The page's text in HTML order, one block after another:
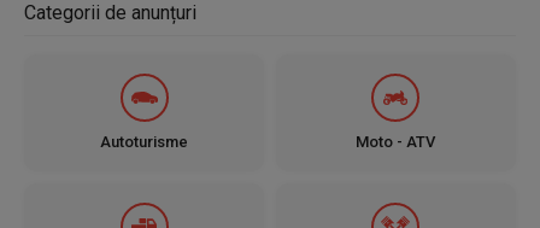
Categorii de anunțuri
Autoturisme Moto - ATV